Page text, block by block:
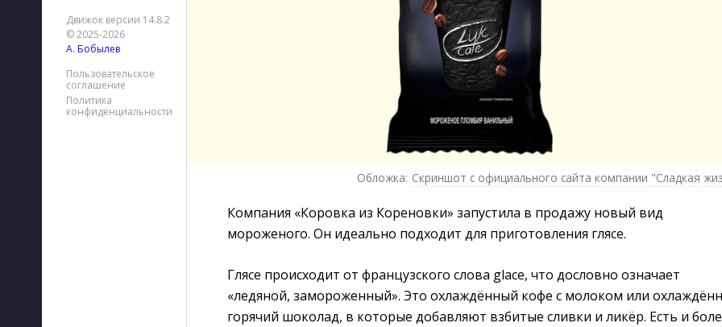
Движок версии 14.8.2
© 2025-2026
А. Бобылев
Пользовательское
соглашение
Политика
конфиденциальности
Обложка: Скриншот с официального сайта компании "Сладкая
Компания «Коровка из Кореновки» запустила в продажу новый вид
мороженого. Он идеально подходит для приготовления глясе.
Глясе происходит от французского слова glace, что дословно означает
«ледяной, замороженный». Это охлаждённый кофе с молоком или
горячий шоколад, в которые добавляют взбитые сливки и ликёр. Есть и